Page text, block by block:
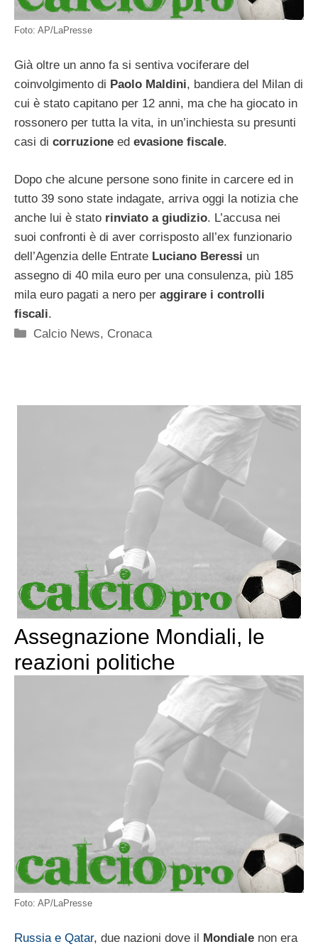
Foto: AP/LaPresse
Già oltre un anno fa si sentiva vociferare del
coinvolgimento di Paolo Maldini, bandiera del Milan di
cui è stato capitano per 12 anni, ma che ha giocato in
rossonero per tutta la vita, in un’inchiesta su presunti
casi di corruzione ed evasione fiscale.
Dopo che alcune persone sono finite in carcere ed in
tutto 39 sono state indagate, arriva oggi la notizia che
anche lui è stato rinviato a giudizio. L’accusa nei
suoi confronti è di aver corrisposto all’ex funzionario
dell’Agenzia delle Entrate Luciano Beressi un
assegno di 40 mila euro per una consulenza, più 185
mila euro pagati a nero per aggirare i controlli
fiscali.
Categorie
Calcio News, Cronaca
Assegnazione Mondiali, le
reazioni politiche
Foto: AP/LaPresse
Russia e Qatar, due nazioni dove il Mondiale non era